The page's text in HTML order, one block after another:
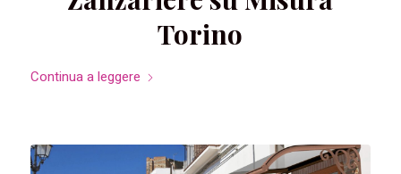
Torino
Continua a leggere